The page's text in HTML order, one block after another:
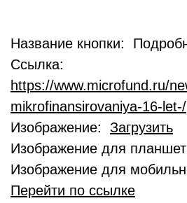
Название кнопки:
Ссылка:
https://www.microfund.ru/
mikrofinansirovaniya-16-let-/
Изображение: Загрузить
Изображение для
Изображение для
Перейти по ссылке